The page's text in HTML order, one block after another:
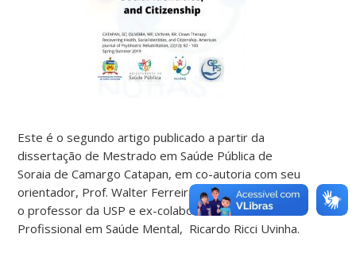
Este é o segundo artigo publicado a partir da
dissertação de Mestrado em Saúde Pública de
Soraia de Camargo Catapan, em co-autoria com seu
orientador, Prof. Walter Ferreira de Oliveira, e com
o professor da USP e ex-colaborador do Mestrado
Profissional em Saúde Mental, Ricardo Ricci Uvinha.